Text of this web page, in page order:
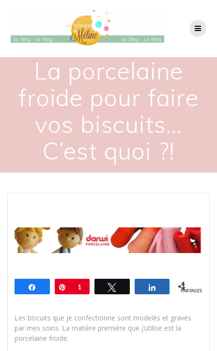
contenu
La porcelaine
froide pour faire
vos biscuits…
C’est quoi ?!
Partagez Épingle
1 Partagez
1
PARTAGES
Les biscuits que je confectionne sont modelés et gravés
par mes soins. La matière première que j’utilise est la
porcelaine froide.